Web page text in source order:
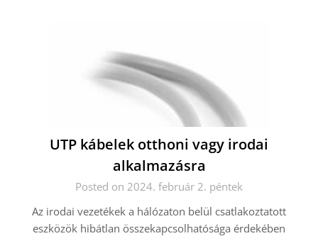
UTP kábelek otthoni vagy irodai
alkalmazásra
Posted on 2024. február 2. péntek
Az irodai vezetékek a hálózaton belül csatlakoztatott
eszközök hibátlan összekapcsolhatósága érdekében